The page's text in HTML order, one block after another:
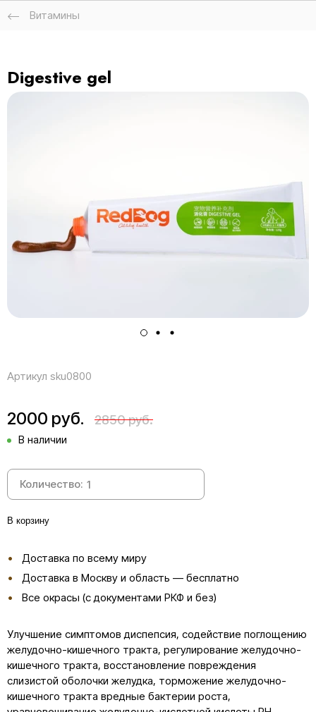
Витамины
Digestive gel
Артикул sku0800
2000 руб. 2850 руб.
В наличии
Количество:
В корзину
Доставка по всему миру
Доставка в Москву и область — бесплатно
Все окрасы (с документами РКФ и без)
Улучшение симптомов диспепсия, содействие поглощению
желудочно-кишечного тракта, регулирование желудочно-
кишечного тракта, восстановление повреждения
слизистой оболочки желудка, торможение желудочно-
кишечного тракта вредные бактерии роста,